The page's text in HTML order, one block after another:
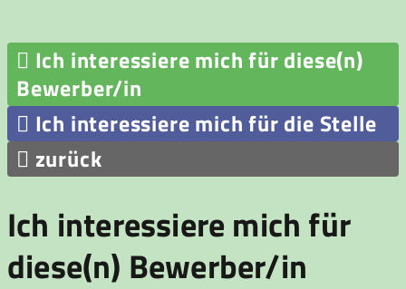
 Ich interessiere mich für diese(n)
Bewerber/in
 Ich interessiere mich für die Stelle
 zurück
Ich interessiere mich für
diese(n) Bewerber/in